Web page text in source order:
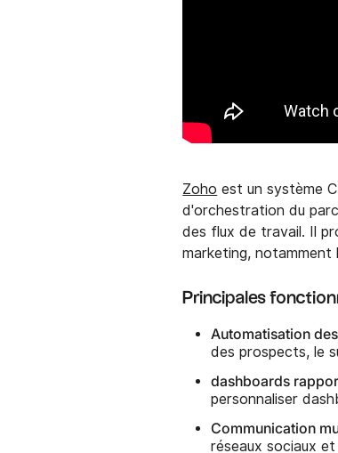
Zoho est un système
d'orchestration du
des flux de travail. Il
marketing,
Principales
Automatisation
des prospects, le
dashboards
personnaliser
Communication
réseaux sociaux